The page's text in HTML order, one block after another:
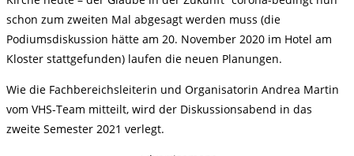
schon zum zweiten Mal abgesagt werden muss (die
Podiumsdiskussion hätte am 20. November 2020 im Hotel am
Kloster stattgefunden) laufen die neuen Planungen.
Wie die Fachbereichsleiterin und Organisatorin Andrea Martin
vom VHS-Team mitteilt, wird der Diskussionsabend in das
zweite Semester 2021 verlegt.